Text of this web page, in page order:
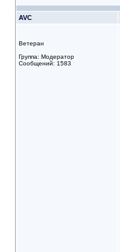
AVC
Ветеран
Группа: Модератор
Сообщений: 1583